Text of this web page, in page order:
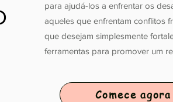
para ajudá-los a enfrentar os
aqueles que enfrentam conflitos
que desejam simplesmente
ferramentas para promover um
Comece agora